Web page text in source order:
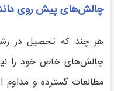
چالش‌های پیش روی
هر چند که تحصیل در
چالش‌های خاص خود را نیز
مطالعات گسترده و مداوم